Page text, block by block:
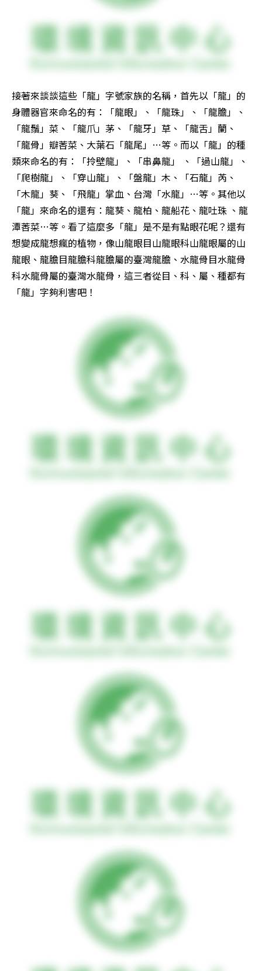
接著來談談這些「龍」字號家族的名稱，首先以「龍」的
身體器官來命名的有：「龍眼」、「龍珠」、「龍膽」、
「龍鬚」菜、「龍爪」茅、「龍牙」草、「龍舌」蘭、
「龍骨」瓣莕菜、大葉石「龍尾」…等。而以「龍」的種
類來命名的有：「拎壁龍」、「串鼻龍」 、「過山龍」、
「爬樹龍」、「穿山龍」、「盤龍」木、「石龍」芮、
「木龍」葵、「飛龍」掌血、台灣「水龍」…等。其他以
「龍」來命名的還有：龍葵、龍柏、龍船花、龍吐珠 、龍
潭莕菜…等。看了這麼多「龍」是不是有點眼花呢？還有
想變成龍想瘋的植物，像山龍眼目山龍眼科山龍眼屬的山
龍眼、龍膽目龍膽科龍膽屬的臺灣龍膽、水龍骨目水龍骨
科水龍骨屬的臺灣水龍骨，這三者從目、科、屬、種都有
「龍」字夠利害吧！